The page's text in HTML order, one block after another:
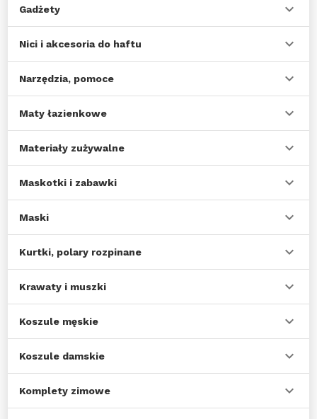
Gadżety
Nici i akcesoria do haftu
Narzędzia, pomoce
Maty łazienkowe
Materiały zużywalne
Maskotki i zabawki
Maski
Kurtki, polary rozpinane
Krawaty i muszki
Koszule męskie
Koszule damskie
Komplety zimowe